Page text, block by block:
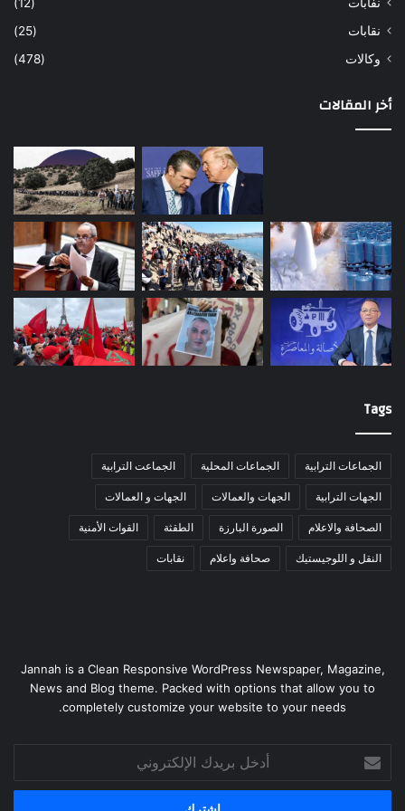
نقابات
(25)
وكالات
(478)
أخر المقالات
Tags
الجماعات الترابية الجماعات المحلية الجماعت الترابية
الجهات الترابية الجهات والعمالات الجهات و العمالات
الصحافة والاعلام الصورة البارزة الطقثة القوات الأمنية
النقل و اللوجيستيك صحافة واعلام نقابات
Jannah is a Clean Responsive WordPress Newspaper, Magazine,
News and Blog theme. Packed with options that allow you to
completely customize your website to your needs.
أدخل
بريدك
الإلكتروني